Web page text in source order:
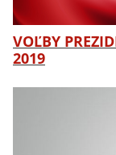
VOĽBY
2019